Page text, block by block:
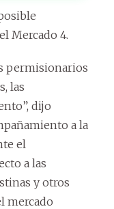
Mercado 4.
permisionarios
las
dijo
a la
el
a las
y otros
mercado